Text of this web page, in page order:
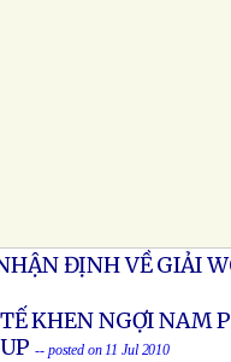
ĐỊNH VỀ GIẢI
KHEN NGỢI NAM
-- posted on 11 Jul 2010